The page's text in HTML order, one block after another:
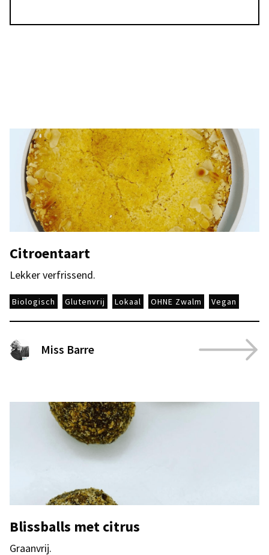
Citroentaart
Lekker verfrissend.
Biologisch Glutenvrij Lokaal OHNE Zwalm Vegan
Miss Barre
Blissballs met citrus
Graanvrij.